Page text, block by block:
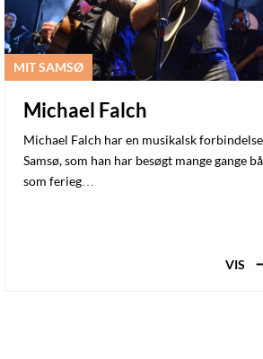
MIT SAMSØ
Michael Falch
Michael Falch har en musikalsk
Samsø, som han har besøgt mange gange
som ferieg…
VIS